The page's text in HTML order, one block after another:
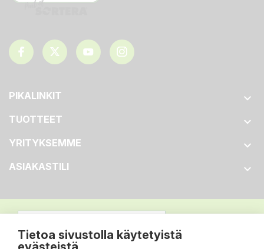
Tietoa sivustolla käytetyistä
PIKALINKIT 
TUOTTEET 
YRITYKSEMME 
ASIAKASTILI 